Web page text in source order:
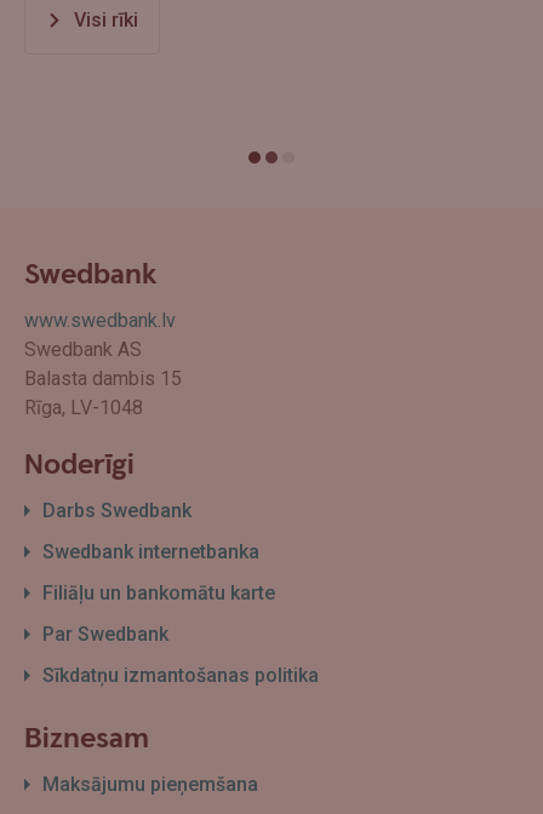
Visi rīki
Swedbank
www.swedbank.lv
Swedbank AS
Balasta dambis 15
Rīga, LV-1048
Noderīgi
Darbs Swedbank
Swedbank internetbanka
Filiāļu un bankomātu karte
Par Swedbank
Sīkdatņu izmantošanas politika
Biznesam
Maksājumu pieņemšana